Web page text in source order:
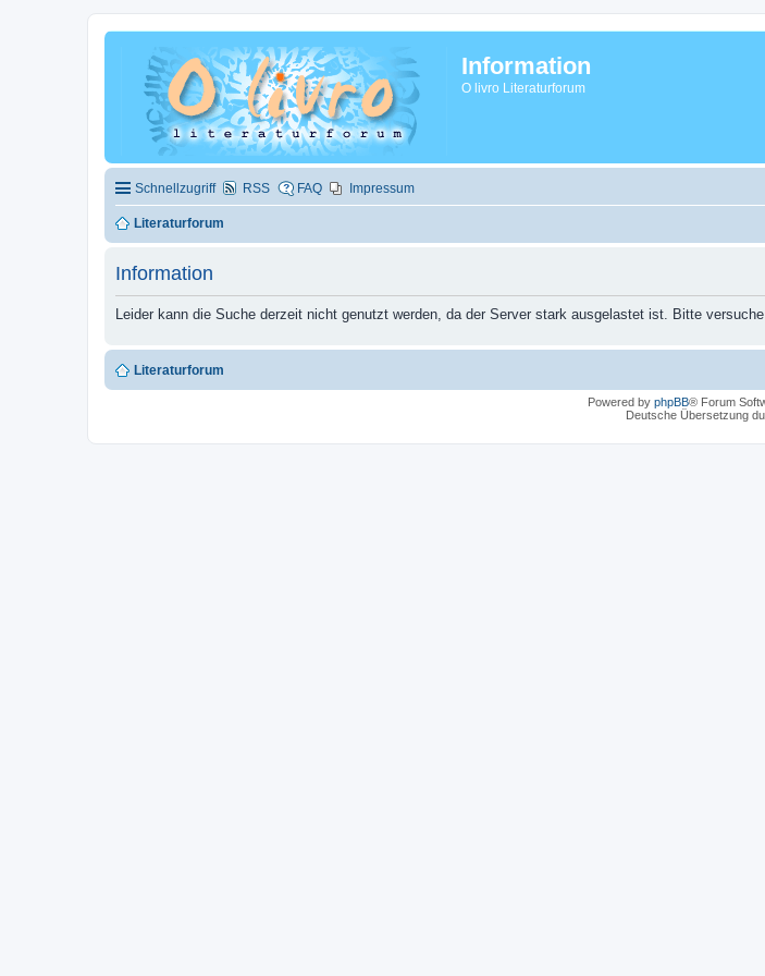
Information
O livro Literaturforum
Schnellzugriff RSS FAQ Impressum
Literaturforum
Information
Leider kann die Suche derzeit nicht genutzt werden, da der Server stark ausgelastet ist. Bitte
Literaturforum
Powered by phpBB® Forum
Deutsche Übersetzung